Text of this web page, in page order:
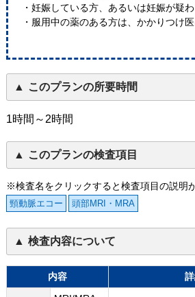
・妊娠している方、あるいは妊娠が疑
・服用中の薬のある方は、かかりつけ
このプランの所要時間
1時間～2時間
このプランの検査項目
※検査名をクリックすると検査項目の説明
頸動脈エコー 頭部MRI・MRA
検査内容について
内容